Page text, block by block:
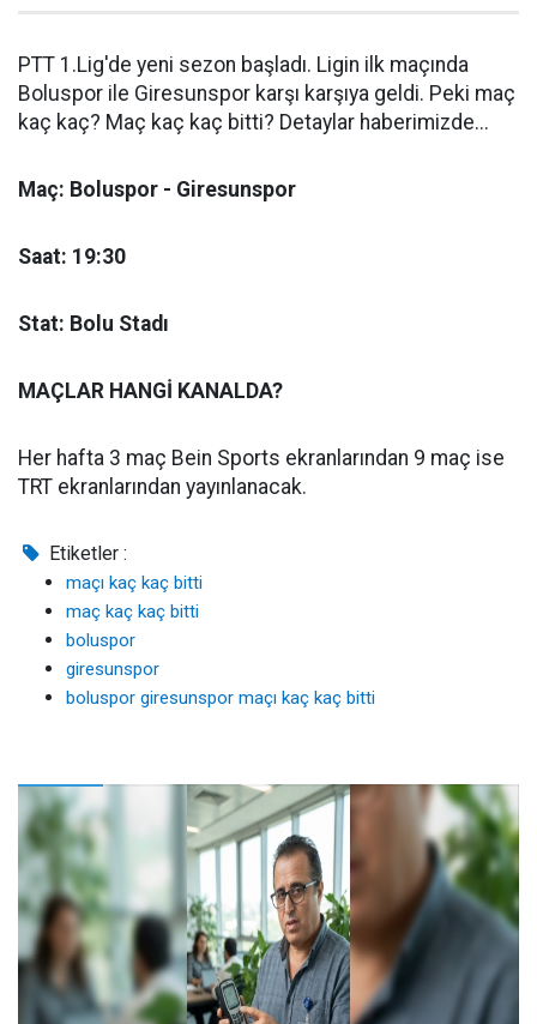
PTT 1.Lig'de yeni sezon başladı. Ligin ilk maçında
Boluspor ile Giresunspor karşı karşıya geldi. Peki maç
kaç kaç? Maç kaç kaç bitti? Detaylar haberimizde...
Maç: Boluspor - Giresunspor
Saat: 19:30
Stat: Bolu Stadı
MAÇLAR HANGİ KANALDA?
Her hafta 3 maç Bein Sports ekranlarından 9 maç ise
TRT ekranlarından yayınlanacak.
Etiketler :
maçı kaç kaç bitti
maç kaç kaç bitti
boluspor
giresunspor
boluspor giresunspor maçı kaç kaç bitti